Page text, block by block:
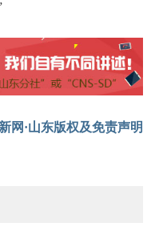
网·山东版权及免责声明